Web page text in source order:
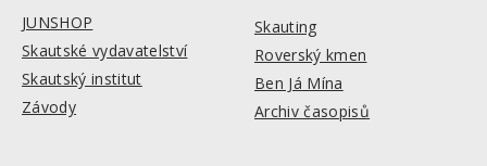
JUNSHOP
Skautské vydavatelství
Skautský institut
Závody
Skauting
Roverský kmen
Ben Já Mína
Archiv časopisů